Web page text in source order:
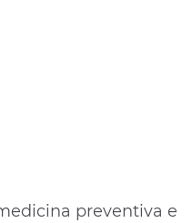
preventiva e